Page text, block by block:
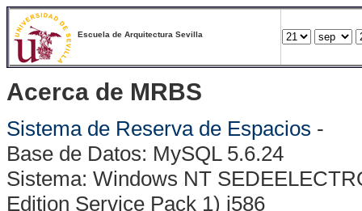
Escuela de Arquitectura Sevilla
Acerca de MRBS
Sistema de Reserva de Espacios -
Base de Datos: MySQL 5.6.24
Sistema: Windows NT
Edition Service Pack 1) i586